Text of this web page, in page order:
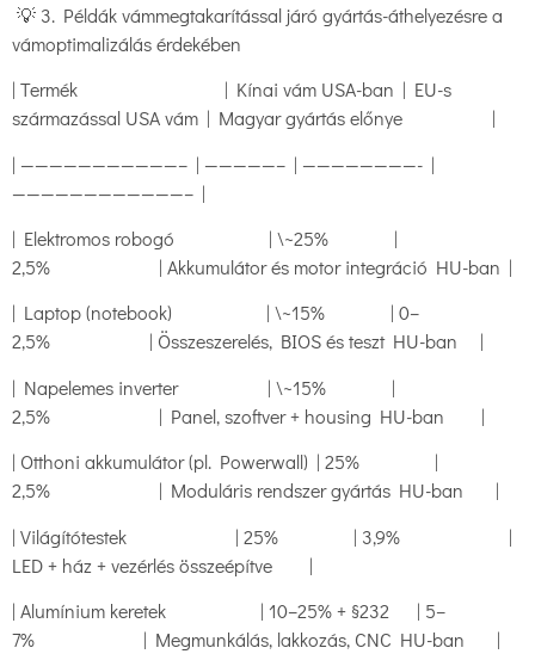
💡 3. Példák vámmegtakarítással járó gyártás-áthelyezésre a
vámoptimalizálás érdekében
| Termék | Kínai vám USA-ban | EU-s
származással USA vám | Magyar gyártás előnye |
| ———————————– | —————– | ————————- |
————————————– |
| Elektromos robogó | \~25% |
2,5% | Akkumulátor és motor integráció HU-ban |
| Laptop (notebook) | \~15% | 0–
2,5% | Összeszerelés, BIOS és teszt HU-ban |
| Napelemes inverter | \~15% |
2,5% | Panel, szoftver + housing HU-ban |
| Otthoni akkumulátor (pl. Powerwall) | 25% |
2,5% | Moduláris rendszer gyártás HU-ban |
| Világítótestek | 25% | 3,9% |
LED + ház + vezérlés összeépítve |
| Alumínium keretek | 10–25% + §232 | 5–
7% | Megmunkálás, lakkozás, CNC HU-ban |